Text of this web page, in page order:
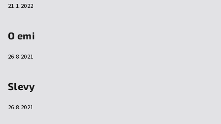
21.1.2022
O emi
26.8.2021
Slevy
26.8.2021